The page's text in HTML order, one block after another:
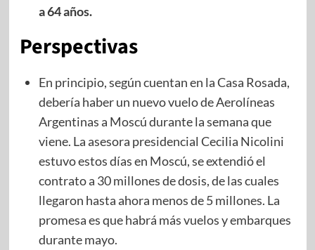
a 64 años.
Perspectivas
En principio, según cuentan en la Casa Rosada,
debería haber un nuevo vuelo de Aerolíneas
Argentinas a Moscú durante la semana que
viene. La asesora presidencial Cecilia Nicolini
estuvo estos días en Moscú, se extendió el
contrato a 30 millones de dosis, de las cuales
llegaron hasta ahora menos de 5 millones. La
promesa es que habrá más vuelos y embarques
durante mayo.